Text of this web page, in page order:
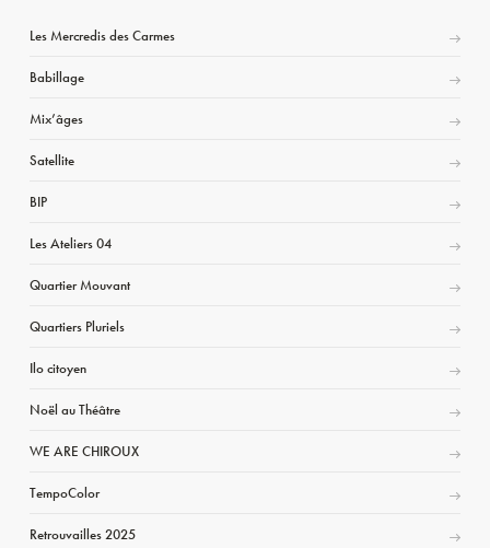
Les Mercredis des Carmes
Babillage
Mix’âges
Satellite
BIP
Les Ateliers 04
Quartier Mouvant
Quartiers Pluriels
Ilo citoyen
Noël au Théâtre
WE ARE CHIROUX
TempoColor
Retrouvailles 2025